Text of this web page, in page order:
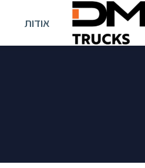
אודות